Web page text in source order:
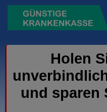
Holen
und sparen